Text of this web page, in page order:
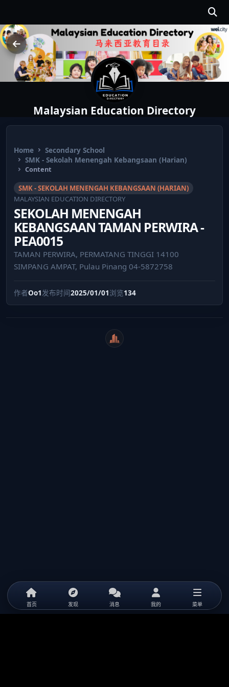
Malaysian Education Directory
Home
Secondary School
SMK - Sekolah Menengah Kebangsaan (Harian)
Content
SMK - SEKOLAH MENENGAH KEBANGSAAN (HARIAN)
MALAYSIAN EDUCATION DIRECTORY
SEKOLAH MENENGAH
KEBANGSAAN TAMAN PERWIRA -
PEA0015
TAMAN PERWIRA, PERMATANG TINGGI 14100
SIMPANG AMPAT, Pulau Pinang 04-5872758
作者Oo1发布时间2025/01/01浏览134
WeiCity
首页 发现 消息 我的 菜单